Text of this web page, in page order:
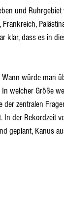
und
klar, dass es in
würde man
welcher Größe
der zentralen
der Rekordzeit
geplant, Kanus